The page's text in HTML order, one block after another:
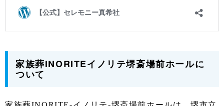
家族葬INORITEイノリテ堺斎場前ホールに
ついて